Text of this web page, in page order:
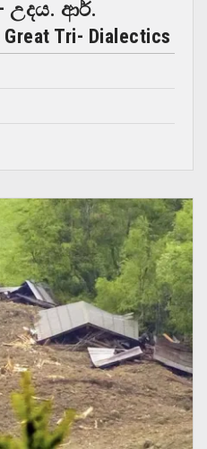
උදය. ආර්.
Tri- Dialectics